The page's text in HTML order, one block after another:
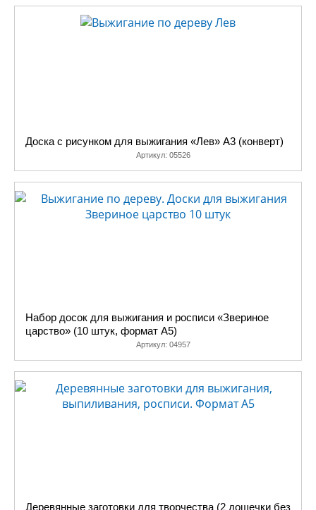
Доска с рисунком для выжигания «Лев» А3 (конверт)
Артикул: 05526
Набор досок для выжигания и росписи «Звериное
царство» (10 штук, формат A5)
Артикул: 04957
Деревянные заготовки для творчества (2 дощечки без